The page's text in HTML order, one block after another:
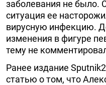
заболевания не было.
ситуация ее
вирусную инфекцию.
изменения в фигуре
тему не
Ранее издание
статью о том, что